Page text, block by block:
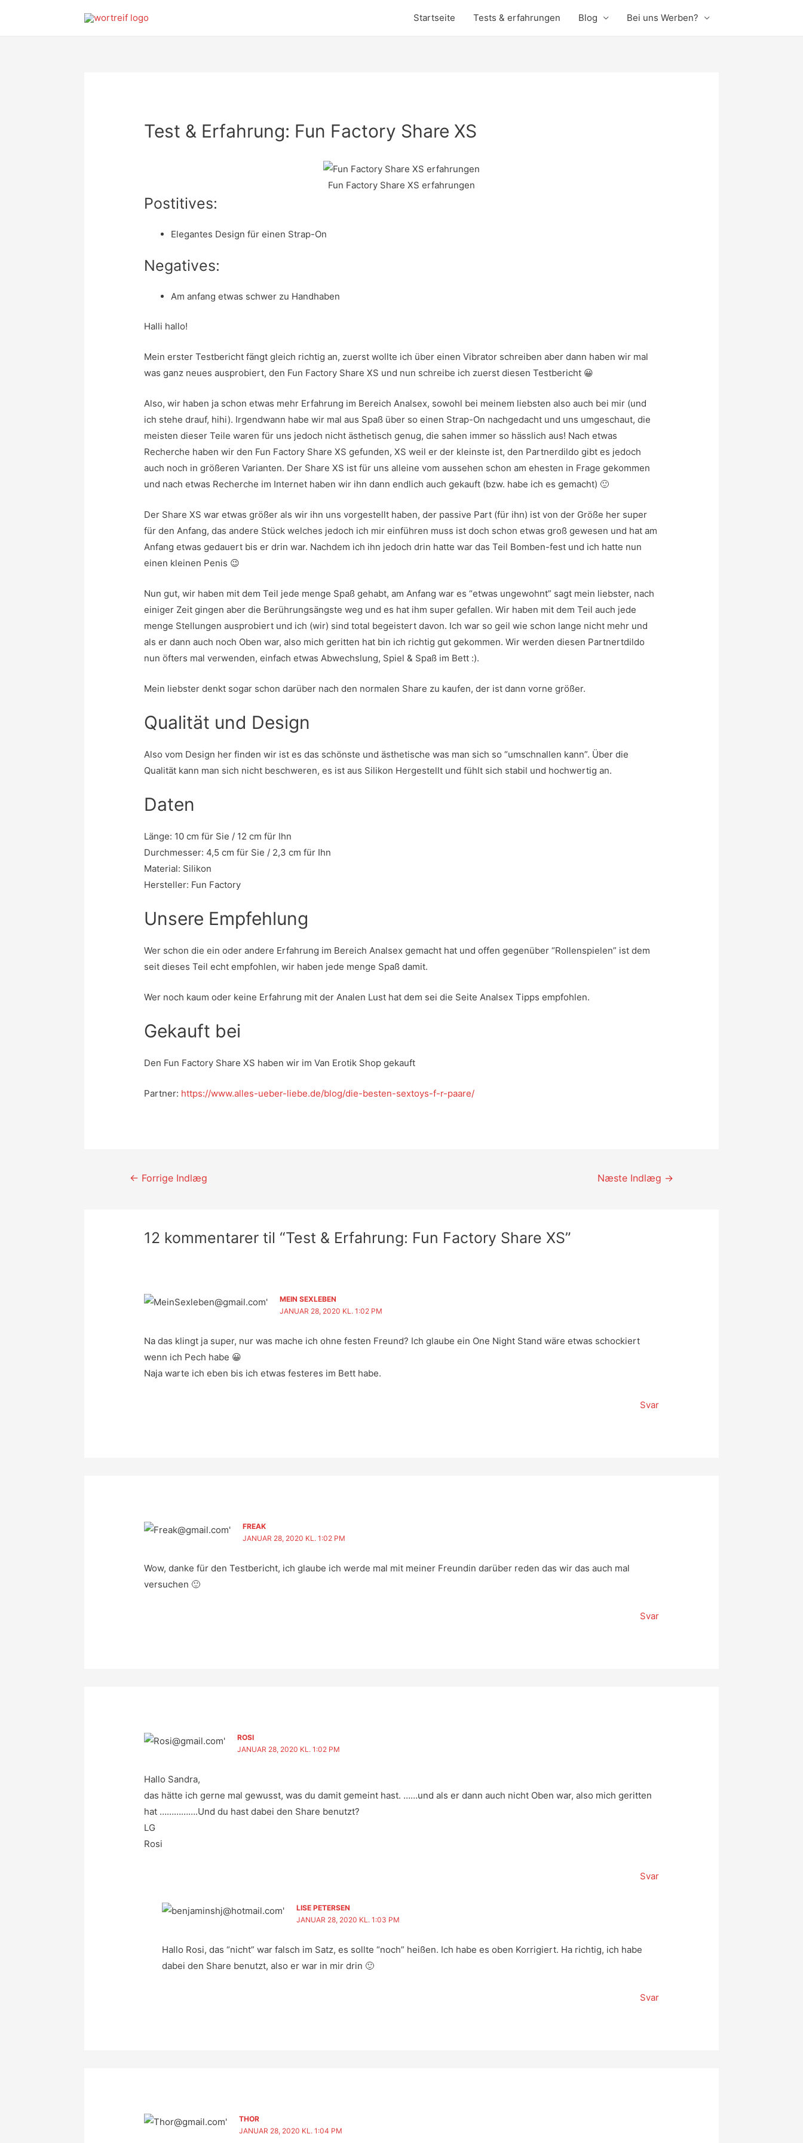
Startseite Tests & erfahrungen Blog Bei uns Werben?
Test & Erfahrung: Fun Factory Share XS
Fun Factory Share XS erfahrungen
Postitives:
Elegantes Design für einen Strap-On
Negatives:
Am anfang etwas schwer zu Handhaben
Halli hallo!
Mein erster Testbericht fängt gleich richtig an, zuerst wollte ich über einen Vibrator schreiben aber dann haben wir mal
was ganz neues ausprobiert, den Fun Factory Share XS und nun schreibe ich zuerst diesen Testbericht 😀
Also, wir haben ja schon etwas mehr Erfahrung im Bereich Analsex, sowohl bei meinem liebsten also auch bei mir (und
ich stehe drauf, hihi). Irgendwann habe wir mal aus Spaß über so einen Strap-On nachgedacht und uns umgeschaut, die
meisten dieser Teile waren für uns jedoch nicht ästhetisch genug, die sahen immer so hässlich aus! Nach etwas
Recherche haben wir den Fun Factory Share XS gefunden, XS weil er der kleinste ist, den Partnerdildo gibt es jedoch
auch noch in größeren Varianten. Der Share XS ist für uns alleine vom aussehen schon am ehesten in Frage gekommen
und nach etwas Recherche im Internet haben wir ihn dann endlich auch gekauft (bzw. habe ich es gemacht) 🙂
Der Share XS war etwas größer als wir ihn uns vorgestellt haben, der passive Part (für ihn) ist von der Größe her super
für den Anfang, das andere Stück welches jedoch ich mir einführen muss ist doch schon etwas groß gewesen und hat am
Anfang etwas gedauert bis er drin war. Nachdem ich ihn jedoch drin hatte war das Teil Bomben-fest und ich hatte nun
einen kleinen Penis 😉
Nun gut, wir haben mit dem Teil jede menge Spaß gehabt, am Anfang war es “etwas ungewohnt” sagt mein liebster, nach
einiger Zeit gingen aber die Berührungsängste weg und es hat ihm super gefallen. Wir haben mit dem Teil auch jede
menge Stellungen ausprobiert und ich (wir) sind total begeistert davon. Ich war so geil wie schon lange nicht mehr und
als er dann auch noch Oben war, also mich geritten hat bin ich richtig gut gekommen. Wir werden diesen Partnertdildo
nun öfters mal verwenden, einfach etwas Abwechslung, Spiel & Spaß im Bett :).
Mein liebster denkt sogar schon darüber nach den normalen Share zu kaufen, der ist dann vorne größer.
Qualität und Design
Also vom Design her finden wir ist es das schönste und ästhetische was man sich so “umschnallen kann”. Über die
Qualität kann man sich nicht beschweren, es ist aus Silikon Hergestellt und fühlt sich stabil und hochwertig an.
Daten
Länge: 10 cm für Sie / 12 cm für Ihn
Durchmesser: 4,5 cm für Sie / 2,3 cm für Ihn
Material: Silikon
Hersteller: Fun Factory
Unsere Empfehlung
Wer schon die ein oder andere Erfahrung im Bereich Analsex gemacht hat und offen gegenüber “Rollenspielen” ist dem
seit dieses Teil echt empfohlen, wir haben jede menge Spaß damit.
Wer noch kaum oder keine Erfahrung mit der Analen Lust hat dem sei die Seite Analsex Tipps empfohlen.
Gekauft bei
Den Fun Factory Share XS haben wir im Van Erotik Shop gekauft
Partner: https://www.alles-ueber-liebe.de/blog/die-besten-sextoys-f-r-paare/
Indlægsnavigation
← Forrige Indlæg Næste Indlæg →
12 kommentarer til “Test & Erfahrung: Fun Factory Share XS”
MEIN SEXLEBEN
JANUAR 28, 2020 KL. 1:02 PM
Na das klingt ja super, nur was mache ich ohne festen Freund? Ich glaube ein One Night Stand wäre etwas schockiert
wenn ich Pech habe 😀
Naja warte ich eben bis ich etwas festeres im Bett habe.
Svar
FREAK
JANUAR 28, 2020 KL. 1:02 PM
Wow, danke für den Testbericht, ich glaube ich werde mal mit meiner Freundin darüber reden das wir das auch mal
versuchen 🙂
Svar
ROSI
JANUAR 28, 2020 KL. 1:02 PM
Hallo Sandra,
das hätte ich gerne mal gewusst, was du damit gemeint hast. ……und als er dann auch nicht Oben war, also mich geritten
hat …………….Und du hast dabei den Share benutzt?
LG
Rosi
Svar
LISE PETERSEN
JANUAR 28, 2020 KL. 1:03 PM
Hallo Rosi, das “nicht” war falsch im Satz, es sollte “noch” heißen. Ich habe es oben Korrigiert. Ha richtig, ich habe
dabei den Share benutzt, also er war in mir drin 🙂
Svar
THOR
JANUAR 28, 2020 KL. 1:04 PM